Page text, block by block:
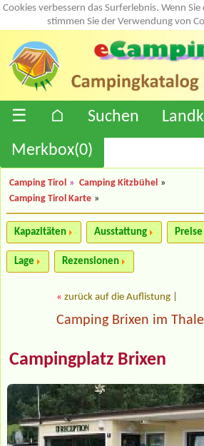
Cookies verbessern das Surferlebnis. Wenn
stimmen Sie der Verwendung von
☰ ⌂ Suchen
Merkbox(0)
Camping Tirol » Camping Kitzbühel
»
Camping Tirol Karte »
Kapazitäten Ausstattung
Lage Rezensionen
« zurück auf die Auflistung
Camping Brixen im Thale
Campingplatz Brixen